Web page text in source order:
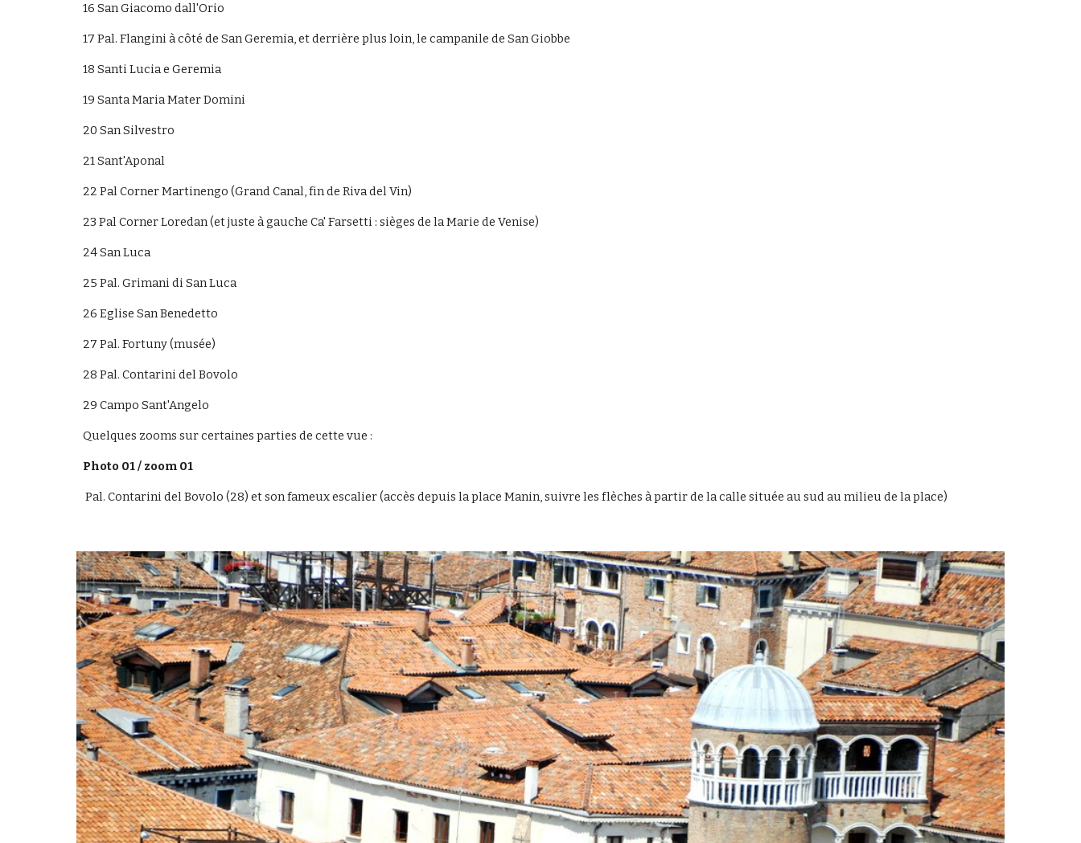
16 San Giacomo dall'Orio
17 Pal. Flangini à côté de San Geremia, et derrière plus loin, le campanile de San Giobbe
18 Santi Lucia e Geremia
19 Santa Maria Mater Domini
20 San Silvestro
21 Sant'Aponal
22 Pal Corner Martinengo (Grand Canal, fin de Riva del Vin)
23 Pal Corner Loredan (et juste à gauche Ca' Farsetti : sièges de la Marie de Venise)
24 San Luca
25 Pal. Grimani di San Luca
26 Eglise San Benedetto
27 Pal. Fortuny (musée)
28 Pal. Contarini del Bovolo
29 Campo Sant'Angelo
Quelques zooms sur certaines parties de cette vue :
Photo 01 / zoom 01
Pal. Contarini del Bovolo (28) et son fameux escalier (accès depuis la place Manin, suivre les flèches à partir de la calle située au sud au milieu de la place)